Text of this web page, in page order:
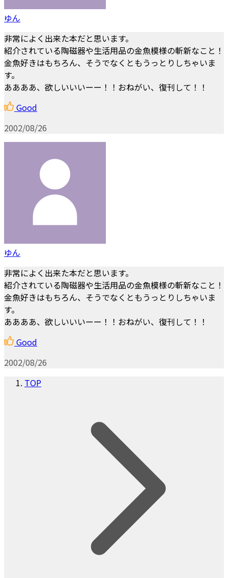
ゆん
非常によく出来た本だと思います。
紹介されている陶磁器や生活用品の金魚模様の斬新なこと！
金魚好きはもちろん、そうでなくともうっとりしちゃいま
す。
ああああ、欲しいいいーー！！おねがい、復刊して！！
Good
2002/08/26
ゆん
非常によく出来た本だと思います。
紹介されている陶磁器や生活用品の金魚模様の斬新なこと！
金魚好きはもちろん、そうでなくともうっとりしちゃいま
す。
ああああ、欲しいいいーー！！おねがい、復刊して！！
Good
2002/08/26
TOP